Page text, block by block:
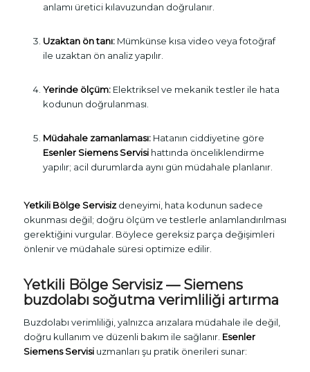
anlamı üretici kılavuzundan doğrulanır.
Uzaktan ön tanı:Mümkünse kısa video veya fotoğraf
ile uzaktan ön analiz yapılır.
Yerinde ölçüm:Elektriksel ve mekanik testler ile hata
kodunun doğrulanması.
Müdahale zamanlaması:Hatanın ciddiyetine göre
Esenler Siemens Servisihattında önceliklendirme
yapılır; acil durumlarda aynı gün müdahale planlanır.
Yetkili Bölge Servisizdeneyimi, hata kodunun sadece
okunması değil; doğru ölçüm ve testlerle anlamlandırılması
gerektiğini vurgular. Böylece gereksiz parça değişimleri
önlenir ve müdahale süresi optimize edilir.
Yetkili Bölge Servisiz— Siemens
buzdolabı soğutma verimliliği artırma
Buzdolabı verimliliği, yalnızca arızalara müdahale ile değil,
doğru kullanım ve düzenli bakım ile sağlanır. Esenler
Siemens Servisiuzmanları şu pratik önerileri sunar: